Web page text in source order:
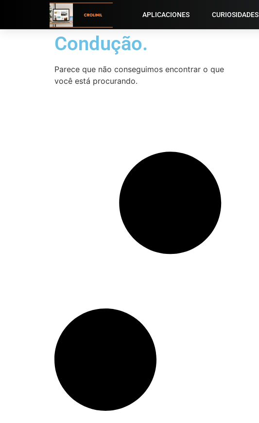
APLICACIONES CURIOSIDADES
Condução.
Parece que não conseguimos encontrar o que
você está procurando.